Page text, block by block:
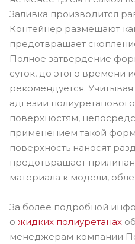
Заливка производится
Контейнер размещают
предотвращает
Полное затвердение
суток, до этого времени
рекомендуется.
адгезии
поверхностям,
применением такой
поверхность наносят
предотвращает
материала к модели,
За более подробной
о жидких полиуретанах
менеджерам компании